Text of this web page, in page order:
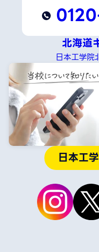
北海道
日本工学院
日本工